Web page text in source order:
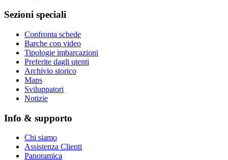
Sezioni speciali
Confronta schede
Barche con video
Tipologie imbarcazioni
Preferite dagli utenti
Archivio storico
Maps
Sviluppatori
Notizie
Info & supporto
Chi siamo
Assistenza Clienti
Panoramica